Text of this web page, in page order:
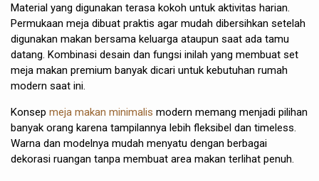
Material yang digunakan terasa kokoh untuk aktivitas harian.
Permukaan meja dibuat praktis agar mudah dibersihkan setelah
digunakan makan bersama keluarga ataupun saat ada tamu
datang. Kombinasi desain dan fungsi inilah yang membuat set
meja makan premium banyak dicari untuk kebutuhan rumah
modern saat ini.
Konsep meja makan minimalis modern memang menjadi pilihan
banyak orang karena tampilannya lebih fleksibel dan timeless.
Warna dan modelnya mudah menyatu dengan berbagai
dekorasi ruangan tanpa membuat area makan terlihat penuh.